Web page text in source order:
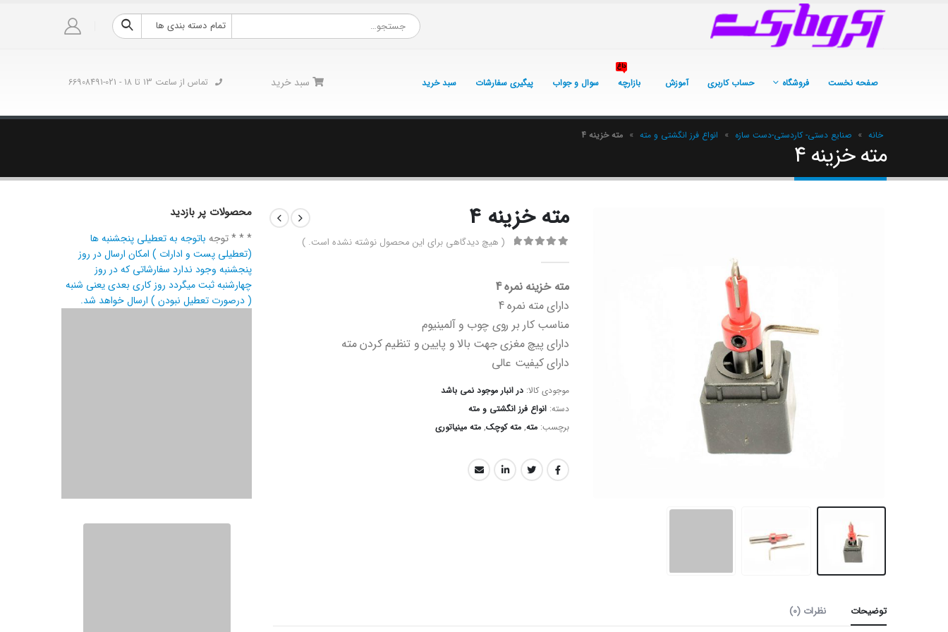
تمام دسته بندی ها
صفحه نخست فروشگاه حساب کاربری آموزش بازارچه
داغ
سوال و جواب پیگیری سفارشات سبد خرید سبد خرید تماس از ساعت 13 تا 18 - 021-66908491
خانه » صنایع دستی- کاردستی-دست سازه » انواع فرز انگشتی و مته » مته خزینه 4
مته خزینه 4
مته خزینه 4
( هیچ دیدگاهی برای این محصول نوشته نشده است. )
مته خزینه نمره 4
دارای مته نمره 4
مناسب کار بر روی چوب و آلمینیوم
دارای پیچ مغزی جهت بالا و پایین و تنظیم کردن مته
دارای کیفیت عالی
موجودی کالا: در انبار موجود نمی باشد
دسته: انواع فرز انگشتی و مته
برچسب: مته, مته کوچک, مته مینیاتوری
توضیحات نظرات (0)
محصولات پر بازدید
* * * توجه باتوجه به تعطیلی پنجشنبه ها
(تعطیلی پست و ادارات ) امکان ارسال در روز
پنجشنبه وجود ندارد سفارشاتی که در روز
چهارشنبه ثبت میگردد روز کاری بعدی یعنی شنبه
( درصورت تعطیل نبودن ) ارسال خواهد شد.